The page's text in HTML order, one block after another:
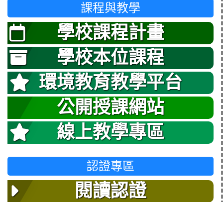
課程與教學
學校課程計畫
學校本位課程
環境教育教學平台
公開授課網站
線上教學專區
認證專區
閱讀認證